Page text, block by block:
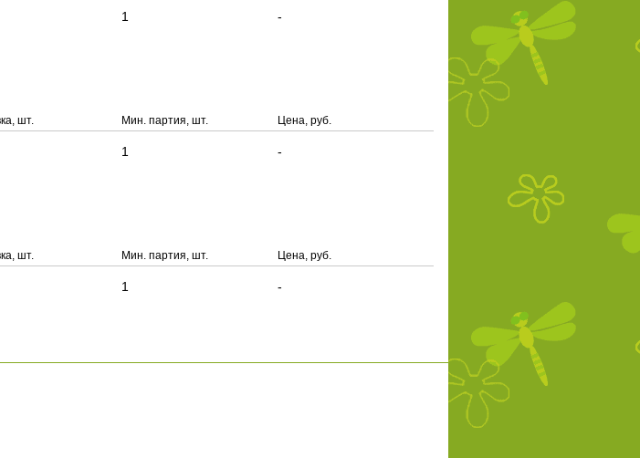
1 -
шт. Мин. партия, шт. Цена, руб.
1 -
шт. Мин. партия, шт. Цена, руб.
1 -